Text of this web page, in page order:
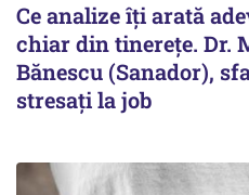
Ce analize îți arată
chiar din tinerețe. Dr.
Bănescu (Sanador),
stresați la job